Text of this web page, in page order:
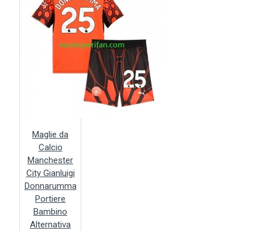
Maglie da
Calcio
Manchester
City Gianluigi
Donnarumma
Portiere
Bambino
Alternativa